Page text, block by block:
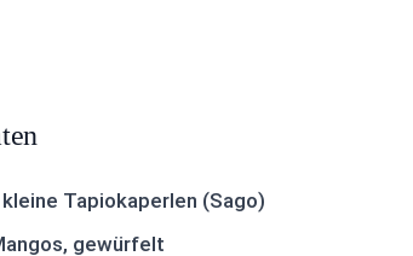
Tapiokaperlen (Sago)
gewürfelt